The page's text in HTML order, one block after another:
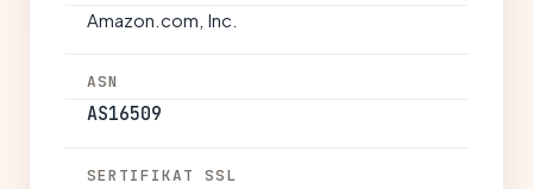
Amazon.com, Inc.
ASN
AS16509
SERTIFIKAT SSL